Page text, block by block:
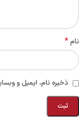
نام*
ذخیره نام، ایمیل و